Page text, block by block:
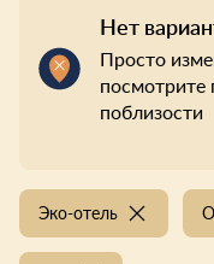
Нет
Просто
посмотрите
поблизости
Эко-отель